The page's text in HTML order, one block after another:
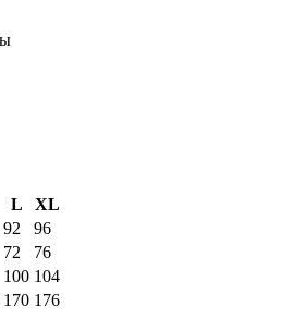
L
XL
92
96
72
76
100 104
170 176